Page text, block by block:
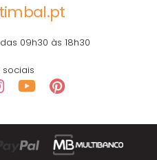
09h30 às 18h30
sociais